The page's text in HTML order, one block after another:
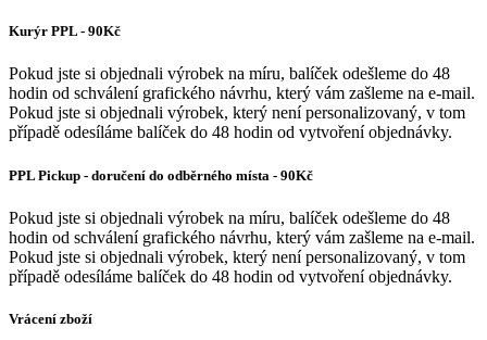
Kurýr PPL - 90Kč
Pokud jste si objednali výrobek na míru, balíček odešleme do 48
hodin od schválení grafického návrhu, který vám zašleme na e-mail.
Pokud jste si objednali výrobek, který není personalizovaný, v tom
případě odesíláme balíček do 48 hodin od vytvoření objednávky.
PPL Pickup - doručení do odběrného místa - 90Kč
Pokud jste si objednali výrobek na míru, balíček odešleme do 48
hodin od schválení grafického návrhu, který vám zašleme na e-mail.
Pokud jste si objednali výrobek, který není personalizovaný, v tom
případě odesíláme balíček do 48 hodin od vytvoření objednávky.
Vrácení zboží